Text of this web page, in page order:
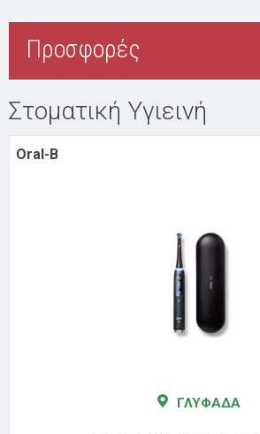
Προσφορές
Στοματική Υγιεινή
Oral-B
ΓΛΥΦΑΔΑ